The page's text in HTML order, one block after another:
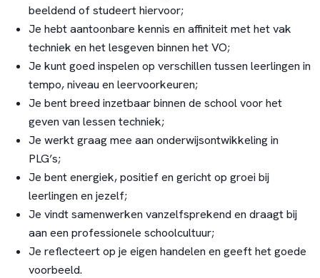
beeldend of studeert hiervoor;
Je hebt aantoonbare kennis en affiniteit met het vak
techniek en het lesgeven binnen het VO;
Je kunt goed inspelen op verschillen tussen leerlingen in
tempo, niveau en leervoorkeuren;
Je bent breed inzetbaar binnen de school voor het
geven van lessen techniek;
Je werkt graag mee aan onderwijsontwikkeling in
PLG’s;
Je bent energiek, positief en gericht op groei bij
leerlingen en jezelf;
Je vindt samenwerken vanzelfsprekend en draagt bij
aan een professionele schoolcultuur;
Je reflecteert op je eigen handelen en geeft het goede
voorbeeld.